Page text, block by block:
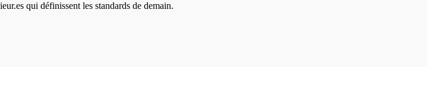
qui définissent les standards de demain.